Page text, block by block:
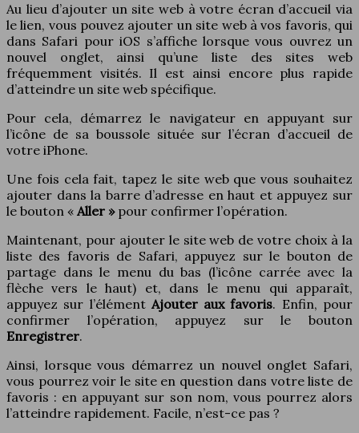
Au lieu d’ajouter un site web à votre écran d’accueil via
le lien, vous pouvez ajouter un site web à vos favoris, qui
dans Safari pour iOS s’affiche lorsque vous ouvrez un
nouvel onglet, ainsi qu’une liste des sites web
fréquemment visités. Il est ainsi encore plus rapide
d’atteindre un site web spécifique.
Pour cela, démarrez le navigateur en appuyant sur
l’icône de sa boussole située sur l’écran d’accueil de
votre iPhone.
Une fois cela fait, tapez le site web que vous souhaitez
ajouter dans la barre d’adresse en haut et appuyez sur
le bouton « Aller »pour confirmer l’opération.
Maintenant, pour ajouter le site web de votre choix à la
liste des favoris de Safari, appuyez sur le bouton de
partage dans le menu du bas (l’icône carrée avec la
flèche vers le haut) et, dans le menu qui apparaît,
appuyez sur l’élément Ajouter aux favoris. Enfin, pour
confirmer l’opération, appuyez sur le bouton
Enregistrer.
Ainsi, lorsque vous démarrez un nouvel onglet Safari,
vous pourrez voir le site en question dans votre liste de
favoris : en appuyant sur son nom, vous pourrez alors
l’atteindre rapidement. Facile, n’est-ce pas ?